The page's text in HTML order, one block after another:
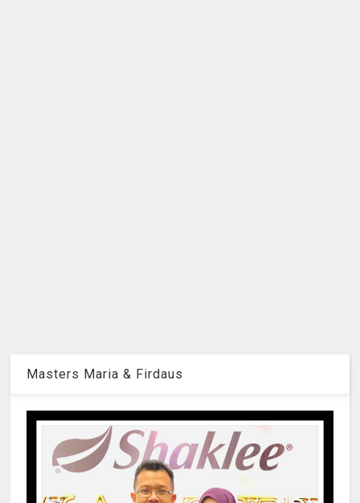
Masters Maria & Firdaus